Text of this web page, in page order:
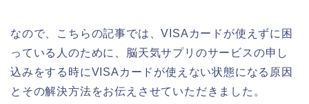
なので、こちらの記事では、VISAカードが使えずに困
っている人のために、脳天気サプリのサービスの申し
込みをする時にVISAカードが使えない状態になる原因
とその解決方法をお伝えさせていただきました。